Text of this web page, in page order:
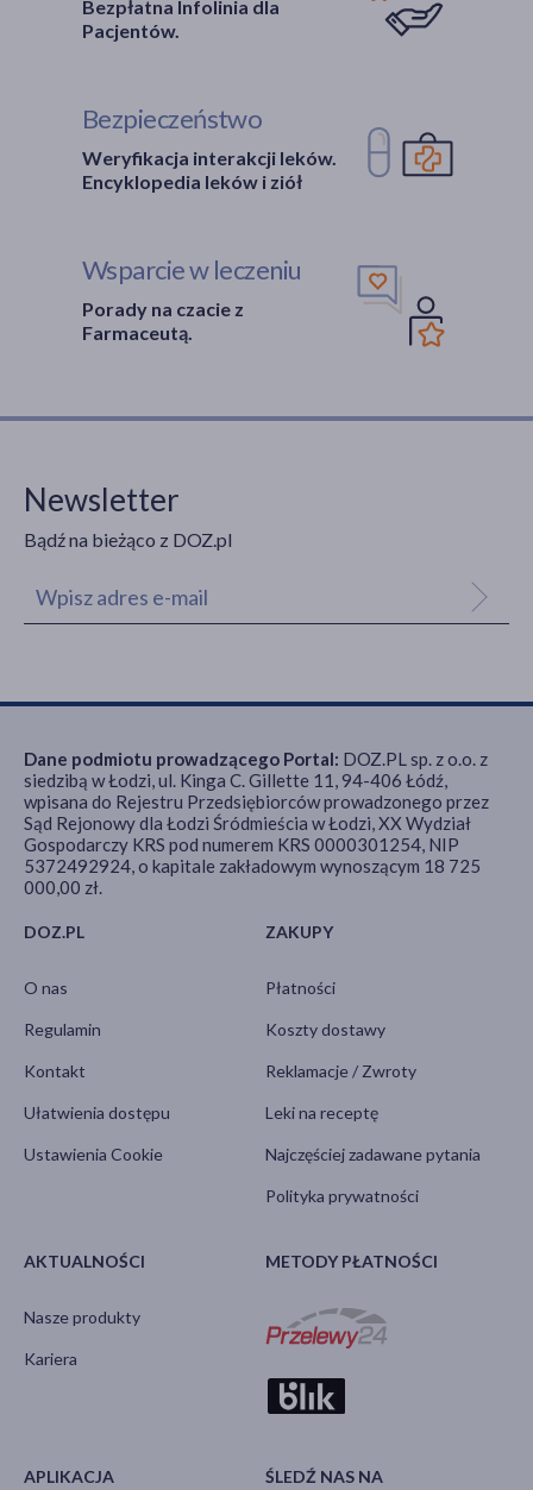
Bezpłatna Infolinia dla
Pacjentów.
Bezpieczeństwo
Weryfikacja interakcji leków.
Encyklopedia leków i ziół
Wsparcie w leczeniu
Porady na czacie z
Farmaceutą.
Newsletter
Bądź na bieżąco z DOZ.pl
DOZ.PL
O nas
Regulamin
Kontakt
Ułatwienia dostępu
Ustawienia Cookie
ZAKUPY
Płatności
Koszty dostawy
Reklamacje / Zwroty
Leki na receptę
Najczęściej zadawane pytania
Polityka prywatności
AKTUALNOŚCI
Nasze produkty
Kariera
METODY PŁATNOŚCI
APLIKACJA ŚLEDŹ NAS NA
Dane podmiotu prowadzącego Portal: DOZ.PL sp. z o.o. z
siedzibą w Łodzi, ul. Kinga C. Gillette 11, 94-406 Łódź,
wpisana do Rejestru Przedsiębiorców prowadzonego przez
Sąd Rejonowy dla Łodzi Śródmieścia w Łodzi, XX Wydział
Gospodarczy KRS pod numerem KRS 0000301254, NIP
5372492924, o kapitale zakładowym wynoszącym 18 725
000,00 zł.